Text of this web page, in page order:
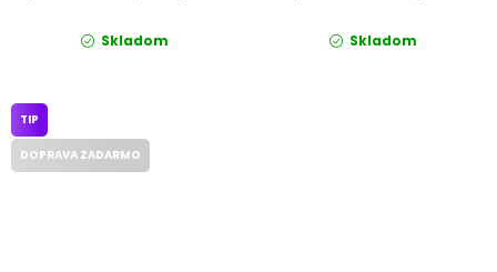
Skladom Skladom
TIP
DOPRAVA ZADARMO